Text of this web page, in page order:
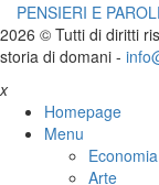
PENSIERI E
2026 © Tutti di diritti
storia di domani -
x
Homepage
Menu
Arte